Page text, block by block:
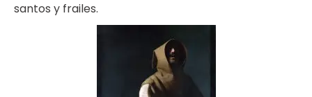
santos y frailes.